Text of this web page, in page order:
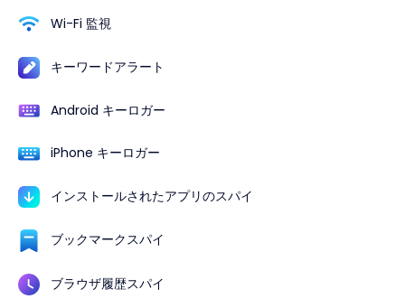
Wi-Fi 監視
キーワードアラート
Android キーロガー
iPhone キーロガー
インストールされたアプリのスパイ
ブックマークスパイ
ブラウザ履歴スパイ